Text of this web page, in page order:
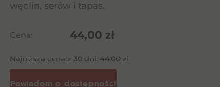
wędlin, serów i tapas.
Cena: 44,00 zł
Najniższa cena z 30 dni: 44,00 zł